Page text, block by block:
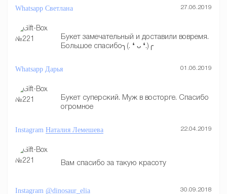
Whatsapp Светлана 27.06.2019
Букет замечательный и доставили вовремя.
Большое спасибо╮(. ❛ ᴗ ❛.)╭
Whatsapp Дарья 01.06.2019
Букет суперский. Муж в восторге. Спасибо
огромное
Instagram Наталия Лемешева 22.04.2019
Вам спасибо за такую красоту
Instagram @dinosaur_elia 30.09.2018